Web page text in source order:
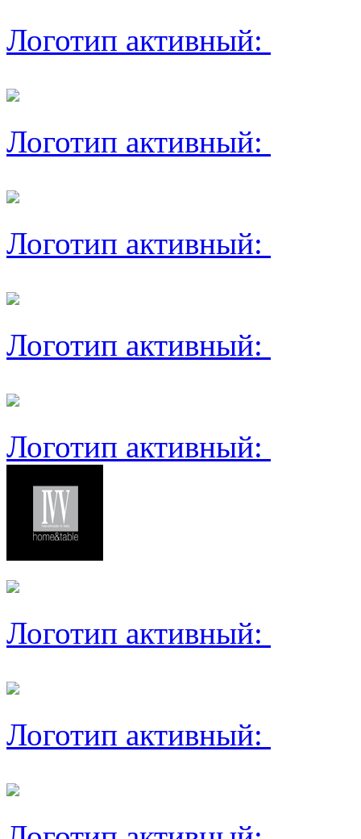
Логотип активный:
Логотип активный:
Логотип активный:
Логотип активный:
Логотип активный:
Логотип активный:
Логотип активный: